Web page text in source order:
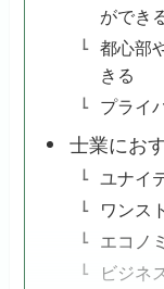
ができ
都心部
きる
プライ
士業にお
ユナイ
ワンス
エコノ
ビジネ